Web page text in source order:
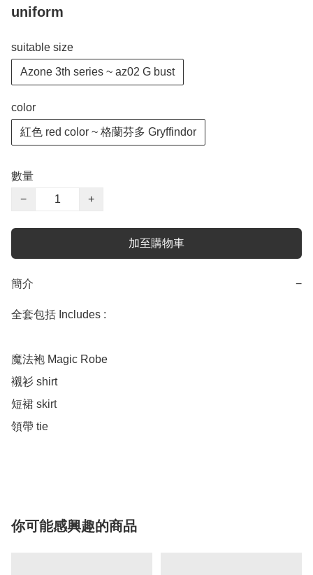
uniform
suitable size
Azone 3th series ~ az02 G bust
color
紅色 red color ~ 格蘭芬多 Gryffindor
數量
−
+
加至購物車
簡介 −
全套包括 Includes :
魔法袍 Magic Robe
襯衫 shirt
短裙 skirt
領帶 tie
你可能感興趣的商品